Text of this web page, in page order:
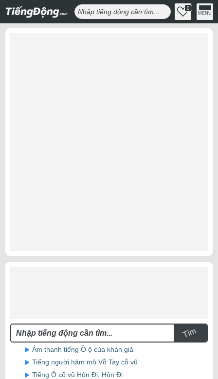
0
MENU
Tìm
Âm thanh tiếng Ồ ộ của khán giả
Tiếng người hâm mộ Vỗ Tay cỗ vũ
Tiếng Ồ cổ vũ Hôn Đi, Hôn Đi